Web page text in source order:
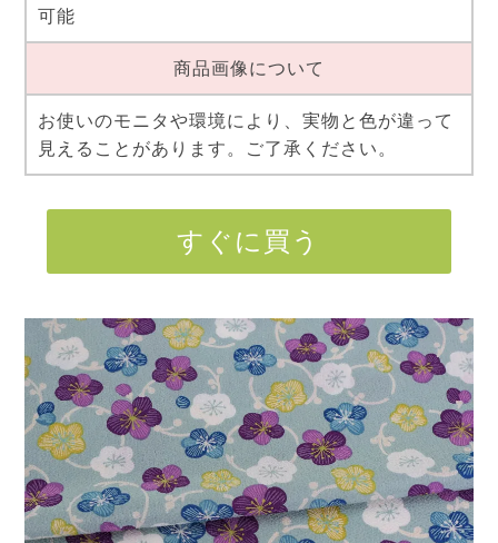
可能
商品画像について
お使いのモニタや環境により、実物と色が違って
見えることがあります。ご了承ください。
すぐに買う